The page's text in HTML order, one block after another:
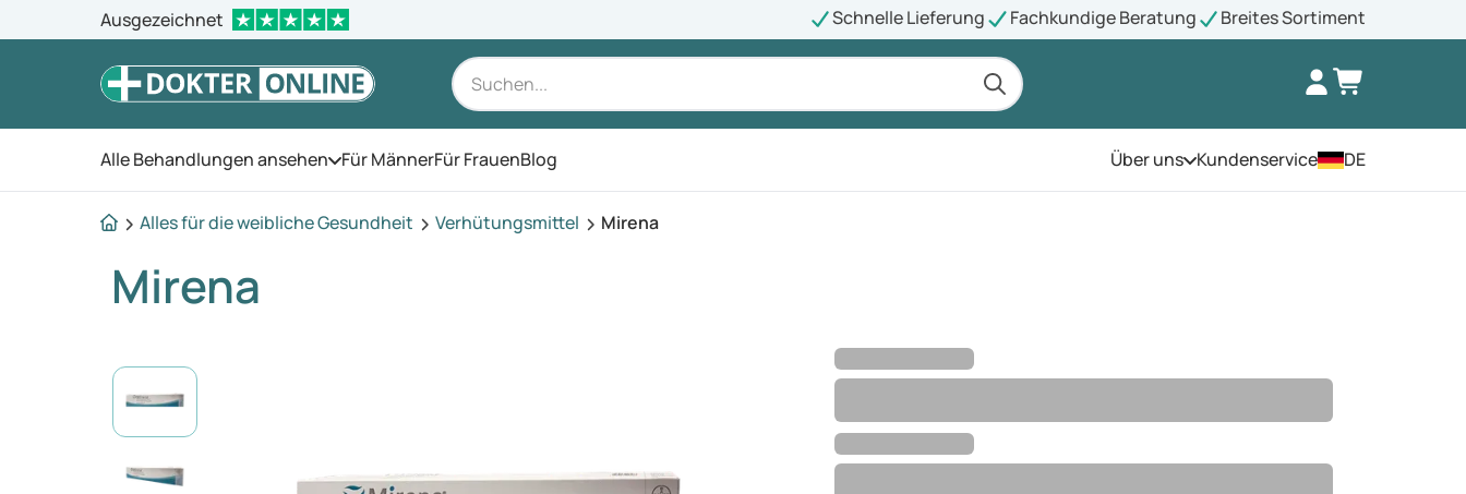
Ausgezeichnet Schnelle Lieferung Fachkundige Beratung Breites Sortiment
Alle Behandlungen ansehen Öffnen Sie das Menü
Für MännerFür FrauenBlog Über unsÖffnen Sie das Menü
Kundenservice DE
Alles für die weibliche Gesundheit Verhütungsmittel Mirena
Mirena